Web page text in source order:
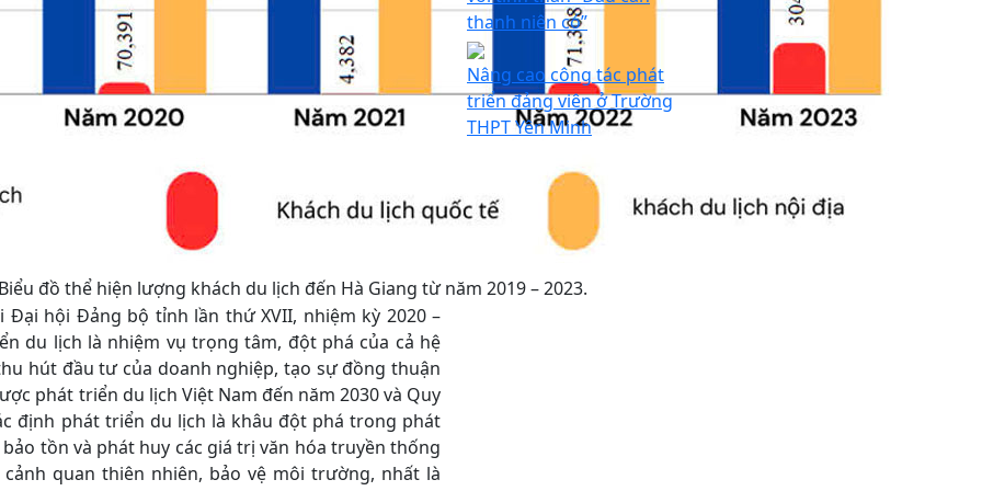
Biểu đồ thể hiện lượng khách du lịch đến Hà Giang từ năm 2019 – 2023.
Đại hội Đảng bộ tỉnh lần thứ XVII, nhiệm kỳ 2020 –
du lịch là nhiệm vụ trọng tâm, đột phá của cả hệ
hút đầu tư của doanh nghiệp, tạo sự đồng thuận
phát triển du lịch Việt Nam đến năm 2030 và Quy
định phát triển du lịch là khâu đột phá trong phát
tồn và phát huy các giá trị văn hóa truyền thống
quan thiên nhiên, bảo vệ môi trường, nhất là
thanh niên có”
Nâng cao công tác phát
triển đảng viên ở Trường
THPT Yên Minh